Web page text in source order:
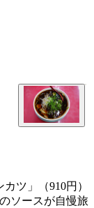
ツ」（910円）
ソースが自慢旅